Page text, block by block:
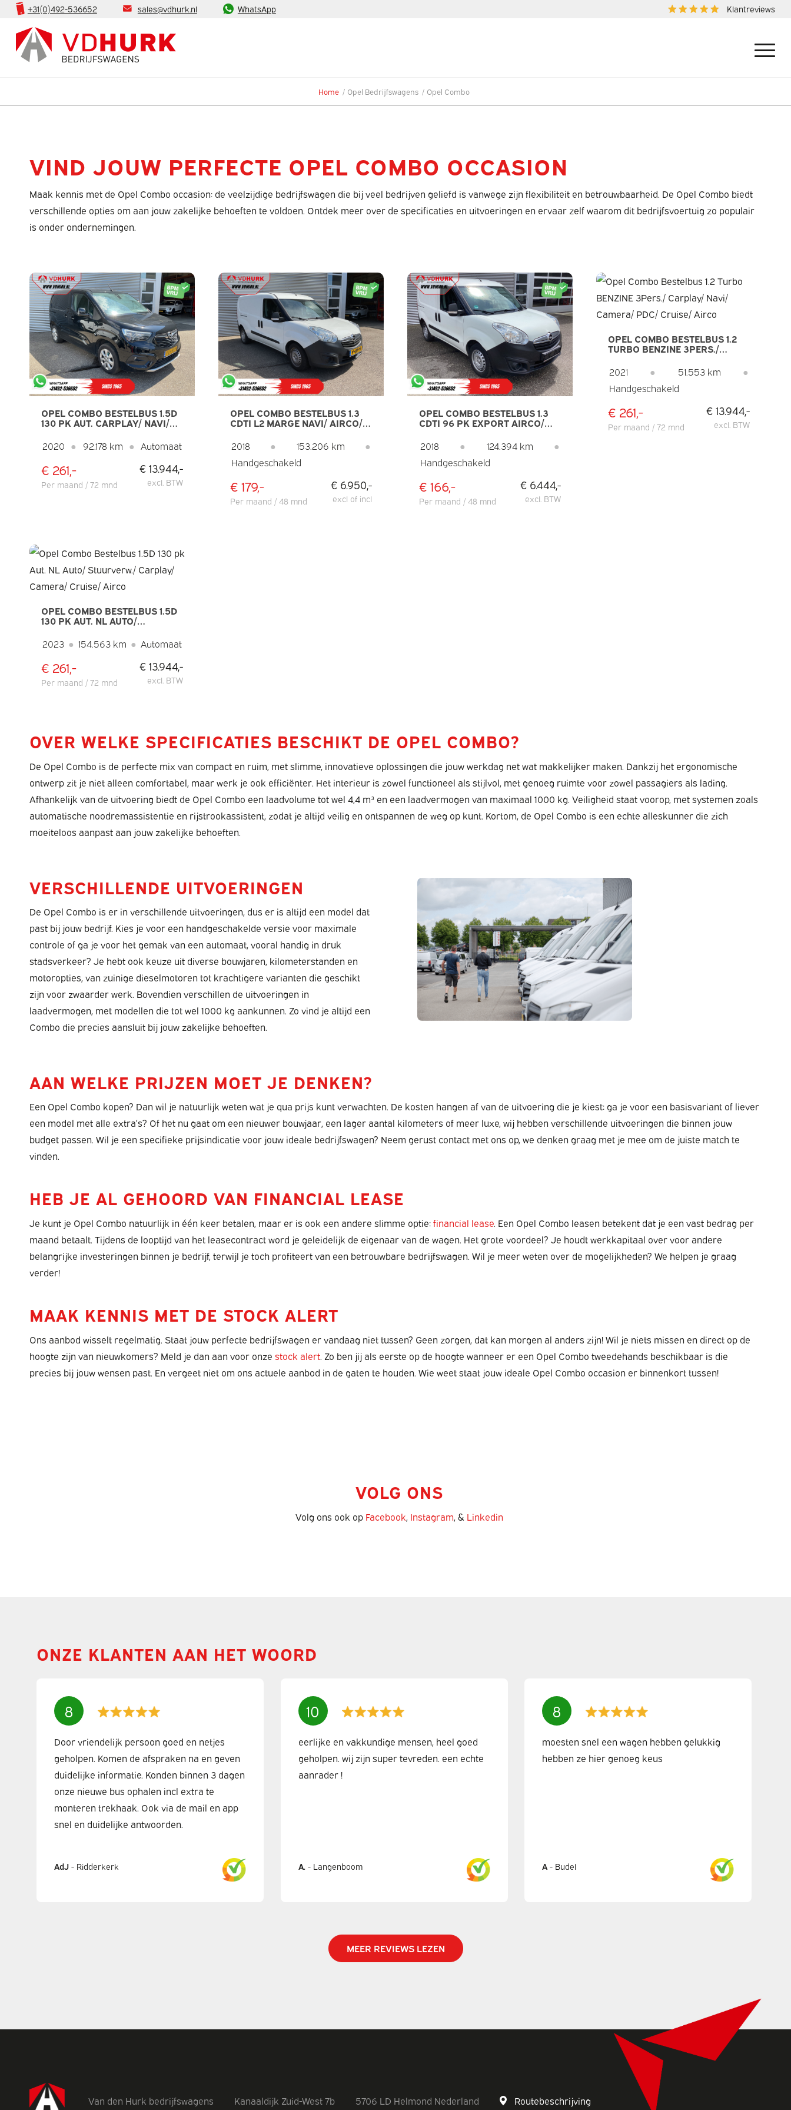
Klantreviews
+31(0)492-536652 sales@vdhurk.nl WhatsApp
Home / Opel Bedrijfswagens / Opel Combo
VIND JOUW PERFECTE OPEL COMBO OCCASION
Maak kennis met de Opel Combo occasion: de veelzijdige bedrijfswagen die bij veel bedrijven geliefd is vanwege zijn flexibiliteit en betrouwbaarheid. De Opel Combo biedt
verschillende opties om aan jouw zakelijke behoeften te voldoen. Ontdek meer over de specificaties en uitvoeringen en ervaar zelf waarom dit bedrijfsvoertuig zo populair
is onder ondernemingen.
OPEL COMBO BESTELBUS 1.5D
130 PK AUT. CARPLAY/ NAVI/
16”LMV/ PDC
2020 ● 92.178 km ● Automaat
€ 261,-
Per maand / 72 mnd
€ 13.944,-
excl. BTW
OPEL COMBO BESTELBUS 1.3
CDTI L2 MARGE NAVI/ AIRCO/
2018
● 153.206 km
●
Handgeschakeld
€ 179,-
Per maand / 48 mnd
€ 6.950,-
excl of incl
OPEL COMBO BESTELBUS 1.3
CDTI 96 PK EXPORT AIRCO/
2018
● 124.394 km
●
Handgeschakeld
€ 166,-
Per maand / 48 mnd
€ 6.444,-
excl. BTW
OPEL COMBO BESTELBUS 1.2
TURBO BENZINE 3PERS./
CARPLAY/ NAVI/ CAMERA/
PDC/ CRUISE/ AIRCO
2021 ● 51.553 km
●
Handgeschakeld
€ 261,-
Per maand / 72 mnd
€ 13.944,-
excl. BTW
OPEL COMBO BESTELBUS 1.5D
130 PK AUT. NL AUTO/
CAMERA/ CRUISE/ AIRCO
2023 ● 154.563 km ● Automaat
€ 261,-
Per maand / 72 mnd
€ 13.944,-
excl. BTW
OVER WELKE SPECIFICATIES BESCHIKT DE OPEL COMBO?
De Opel Combo is de perfecte mix van compact en ruim, met slimme, innovatieve oplossingen die jouw werkdag net wat makkelijker maken. Dankzij het ergonomische
ontwerp zit je niet alleen comfortabel, maar werk je ook efficiënter. Het interieur is zowel functioneel als stijlvol, met genoeg ruimte voor zowel passagiers als lading.
Afhankelijk van de uitvoering biedt de Opel Combo een laadvolume tot wel 4,4 m³ en een laadvermogen van maximaal 1000 kg. Veiligheid staat voorop, met systemen zoals
automatische noodremassistentie en rijstrookassistent, zodat je altijd veilig en ontspannen de weg op kunt. Kortom, de Opel Combo is een echte alleskunner die zich
moeiteloos aanpast aan jouw zakelijke behoeften.
VERSCHILLENDE UITVOERINGEN
De Opel Combo is er in verschillende uitvoeringen, dus er is altijd een model dat
past bij jouw bedrijf. Kies je voor een handgeschakelde versie voor maximale
controle of ga je voor het gemak van een automaat, vooral handig in druk
stadsverkeer? Je hebt ook keuze uit diverse bouwjaren, kilometerstanden en
motoropties, van zuinige dieselmotoren tot krachtigere varianten die geschikt
zijn voor zwaarder werk. Bovendien verschillen de uitvoeringen in
laadvermogen, met modellen die tot wel 1000 kg aankunnen. Zo vind je altijd een
Combo die precies aansluit bij jouw zakelijke behoeften.
AAN WELKE PRIJZEN MOET JE DENKEN?
Een Opel Combo kopen? Dan wil je natuurlijk weten wat je qua prijs kunt verwachten. De kosten hangen af van de uitvoering die je kiest: ga je voor een basisvariant of liever
een model met alle extra’s? Of het nu gaat om een nieuwer bouwjaar, een lager aantal kilometers of meer luxe, wij hebben verschillende uitvoeringen die binnen jouw
budget passen. Wil je een specifieke prijsindicatie voor jouw ideale bedrijfswagen? Neem gerust contact met ons op, we denken graag met je mee om de juiste match te
vinden.
HEB JE AL GEHOORD VAN FINANCIAL LEASE
Je kunt je Opel Combo natuurlijk in één keer betalen, maar er is ook een andere slimme optie:financial lease. Een Opel Combo leasen betekent dat je een vast bedrag per
maand betaalt. Tijdens de looptijd van het leasecontract word je geleidelijk de eigenaar van de wagen. Het grote voordeel? Je houdt werkkapitaal over voor andere
belangrijke investeringen binnen je bedrijf, terwijl je toch profiteert van een betrouwbare bedrijfswagen. Wil je meer weten over de mogelijkheden? We helpen je graag
verder!
MAAK KENNIS MET DE STOCK ALERT
Ons aanbod wisselt regelmatig. Staat jouw perfecte bedrijfswagen er vandaag niet tussen? Geen zorgen, dat kan morgen al anders zijn! Wil je niets missen en direct op de
hoogte zijn van nieuwkomers? Meld je dan aan voor onze stock alert. Zo ben jij als eerste op de hoogte wanneer er een Opel Combo tweedehands beschikbaar is die
precies bij jouw wensen past. En vergeet niet om ons actuele aanbod in de gaten te houden. Wie weet staat jouw ideale Opel Combo occasion er binnenkort tussen!
VOLG ONS
Volg ons ook op Facebook, Instagram, & Linkedin
ONZE KLANTEN AAN HET WOORD
8
Door vriendelijk persoon goed en netjes
geholpen. Komen de afspraken na en geven
duidelijke informatie. Konden binnen 3 dagen
onze nieuwe bus ophalen incl extra te
monteren trekhaak. Ook via de mail en app
snel en duidelijke antwoorden.
AdJ - Ridderkerk
10
eerlijke en vakkundige mensen, heel goed
geholpen. wij zijn super tevreden. een echte
aanrader !
A. - Langenboom
8
moesten snel een wagen hebben gelukkig
hebben ze hier genoeg keus
A - Budel
MEER REVIEWS LEZEN
Van den Hurk bedrijfswagens Kanaaldijk Zuid-West 7b 5706 LD Helmond Nederland Routebeschrijving